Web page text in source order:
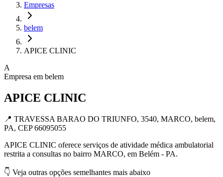
Empresas
belem
APICE CLINIC
A
Empresa em belem
APICE CLINIC
📍 TRAVESSA BARAO DO TRIUNFO, 3540, MARCO, belem,
PA, CEP 66095055
APICE CLINIC oferece serviços de atividade médica ambulatorial
restrita a consultas no bairro MARCO, em Belém - PA.
👇 Veja outras opções semelhantes mais abaixo